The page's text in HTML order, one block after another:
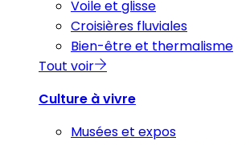
Voile et glisse
Croisières fluviales
Bien-être et thermalisme
Tout voir
Culture à vivre
Musées et expos